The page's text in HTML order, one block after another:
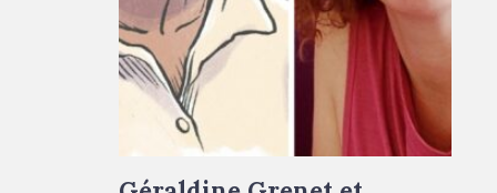
De gauche à droite : portrait dessiné de
Géraldine Grenet © Marie-Ange Rousseau -
portrait de Lauriane Chapeau © Droits
réservés